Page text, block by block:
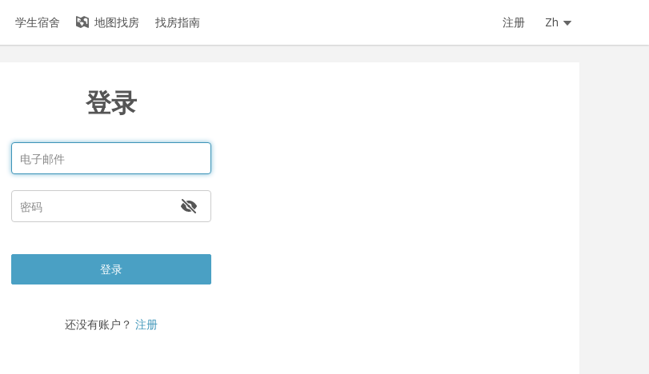
学生宿舍 地图找房 找房指南 注册 Zh
登录
登录
还没有账户？ 注册